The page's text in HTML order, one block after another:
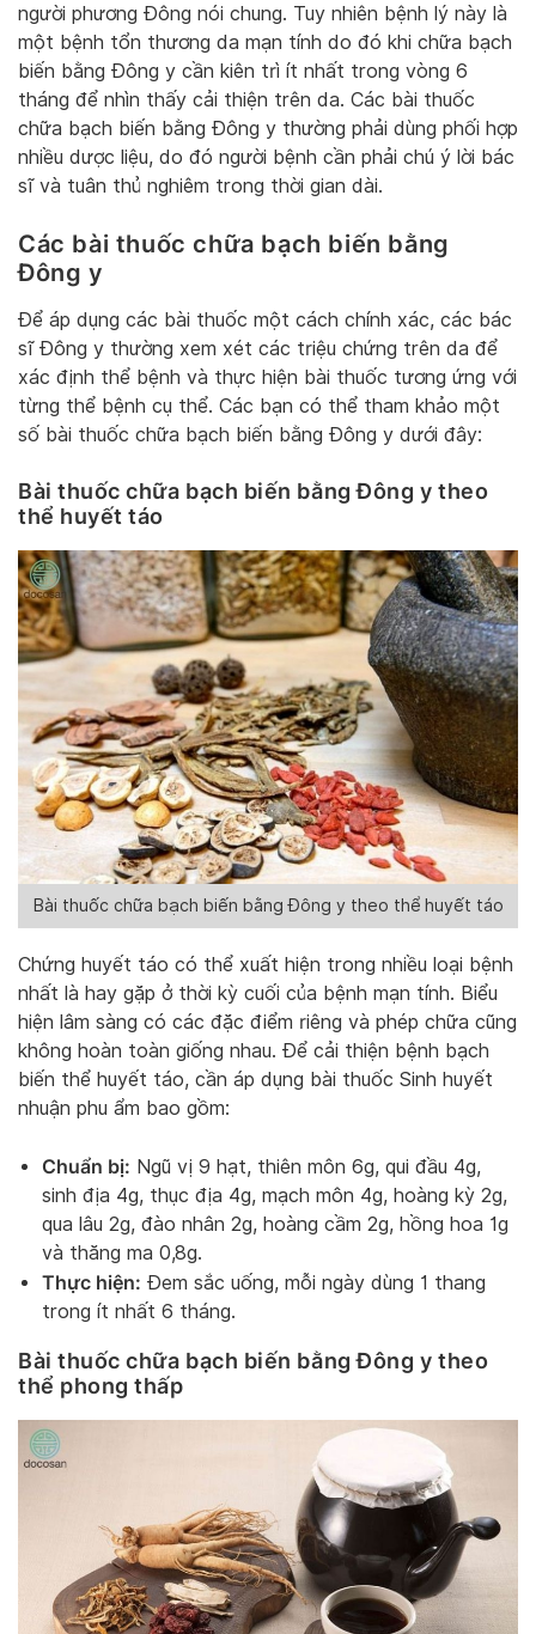
người phương Đông nói chung. Tuy nhiên bệnh lý này là
một bệnh tổn thương da mạn tính do đó khi chữa bạch
biến bằng Đông y cần kiên trì ít nhất trong vòng 6
tháng để nhìn thấy cải thiện trên da. Các bài thuốc
chữa bạch biến bằng Đông y thường phải dùng phối hợp
nhiều dược liệu, do đó người bệnh cần phải chú ý lời bác
sĩ và tuân thủ nghiêm trong thời gian dài.
Các bài thuốc chữa bạch biến bằng
Đông y
Để áp dụng các bài thuốc một cách chính xác, các bác
sĩ Đông y thường xem xét các triệu chứng trên da để
xác định thể bệnh và thực hiện bài thuốc tương ứng với
từng thể bệnh cụ thể. Các bạn có thể tham khảo một
số bài thuốc chữa bạch biến bằng Đông y dưới đây:
Bài thuốc chữa bạch biến bằng Đông y theo
thể huyết táo
Bài thuốc chữa bạch biến bằng Đông y theo thể huyết táo
Chứng huyết táo có thể xuất hiện trong nhiều loại bệnh
nhất là hay gặp ở thời kỳ cuối của bệnh mạn tính. Biểu
hiện lâm sàng có các đặc điểm riêng và phép chữa cũng
không hoàn toàn giống nhau. Để cải thiện bệnh bạch
biến thể huyết táo, cần áp dụng bài thuốc Sinh huyết
nhuận phu ẩm bao gồm:
Chuẩn bị: Ngũ vị 9 hạt, thiên môn 6g, qui đầu 4g,
sinh địa 4g, thục địa 4g, mạch môn 4g, hoàng kỳ 2g,
qua lâu 2g, đào nhân 2g, hoàng cầm 2g, hồng hoa 1g
và thăng ma 0,8g.
Thực hiện: Đem sắc uống, mỗi ngày dùng 1 thang
trong ít nhất 6 tháng.
Bài thuốc chữa bạch biến bằng Đông y theo
thể phong thấp